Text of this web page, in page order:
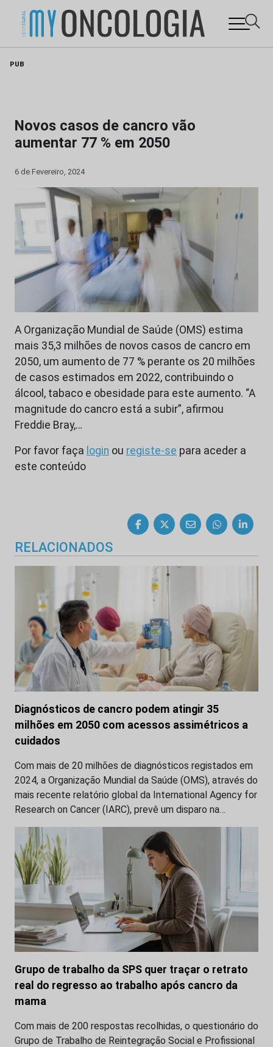
PUB
Novos casos de cancro vão
aumentar 77 % em 2050
6 de Fevereiro, 2024
A Organização Mundial de Saúde (OMS) estima
mais 35,3 milhões de novos casos de cancro em
2050, um aumento de 77 % perante os 20 milhões
de casos estimados em 2022, contribuindo o
álcool, tabaco e obesidade para este aumento. “A
magnitude do cancro está a subir”, afirmou
Freddie Bray,…
Por favor faça login ou registe-se para aceder a
este conteúdo
RELACIONADOS
Diagnósticos de cancro podem atingir 35
milhões em 2050 com acessos assimétricos a
cuidados
Com mais de 20 milhões de diagnósticos registados em
2024, a Organização Mundial da Saúde (OMS), através do
mais recente relatório global da International Agency for
Research on Cancer (IARC), prevê um disparo na…
Grupo de trabalho da SPS quer traçar o retrato
real do regresso ao trabalho após cancro da
mama
Com mais de 200 respostas recolhidas, o questionário do
Grupo de Trabalho de Reintegração Social e Profissional